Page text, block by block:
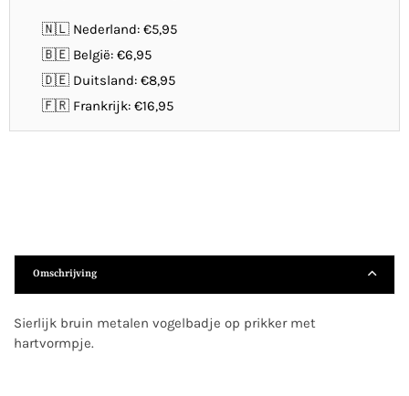
🇳🇱 Nederland: €5,95
🇧🇪 België: €6,95
🇩🇪 Duitsland: €8,95
🇫🇷 Frankrijk: €16,95
Omschrijving
Sierlijk bruin metalen vogelbadje op prikker met
hartvormpje.